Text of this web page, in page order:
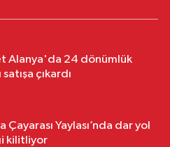
Alanya'da 24 dönümlük
satışa çıkardı
Çayarası Yaylası’nda dar yol
kilitliyor